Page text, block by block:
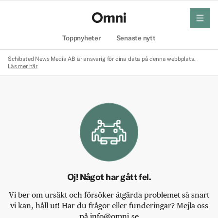
Toppnyheter Senaste nytt
meny
Schibsted News Media AB är ansvarig för dina data på denna webbplats.
Läs mer här
Oj! Något har gått fel.
Vi ber om ursäkt och försöker åtgärda problemet så snart
vi kan, håll ut! Har du frågor eller funderingar? Mejla oss